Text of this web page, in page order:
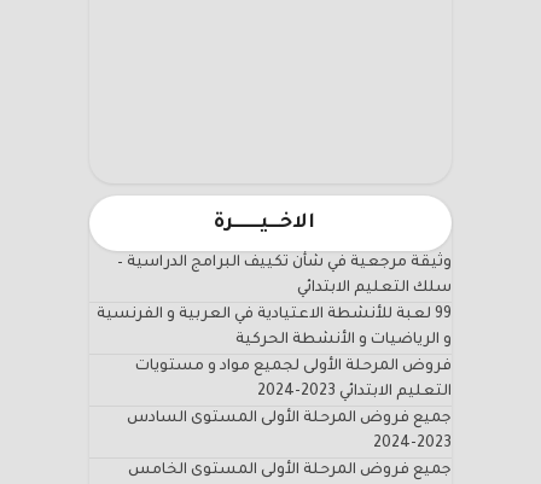
الاخـــيـــــــرة
وثيقة مرجعية في شأن تكييف البرامج الدراسية –
سلك التعليم الابتدائي
99 لعبة للأنشطة الاعتيادية في العربية و الفرنسية
و الرياضيات و الأنشطة الحركية
فروض المرحلة الأولى لجميع مواد و مستويات
التعليم الابتدائي 2023-2024
جميع فروض المرحلة الأولى المستوى السادس
2023-2024
جميع فروض المرحلة الأولى المستوى الخامس